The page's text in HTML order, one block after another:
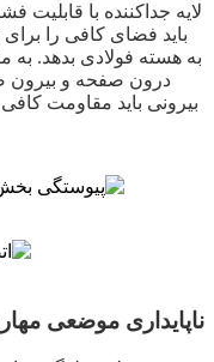
لایه جداکننده با
باید فضای کافی را
به هسته فولادی بدهد.
درون صفحه و بیرون
بیرونی باید مقاومت
ناپایداری موضعی